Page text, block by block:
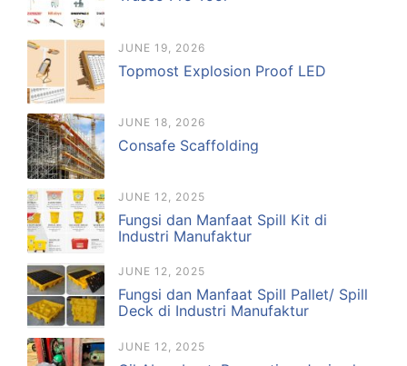
JUNE 19, 2026
Topmost Explosion Proof LED
JUNE 18, 2026
Consafe Scaffolding
JUNE 12, 2025
Fungsi dan Manfaat Spill Kit di
Industri Manufaktur
JUNE 12, 2025
Fungsi dan Manfaat Spill Pallet/ Spill
Deck di Industri Manufaktur
JUNE 12, 2025